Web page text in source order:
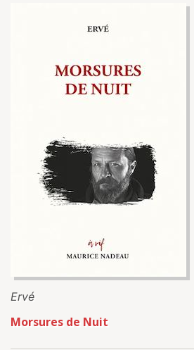
Ervé
Morsures de Nuit